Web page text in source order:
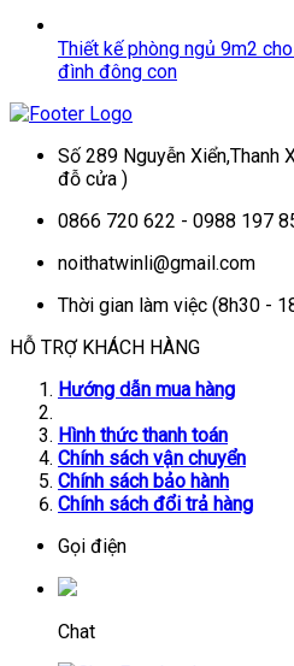
Thiết kế phòng ngủ 9m2
đình đông con
Số 289 Nguyễn Xiển,Thanh
đỗ cửa )
0866 720 622 - 0988 197
noithatwinli@gmail.com
Thời gian làm việc (8h30 -
HỖ TRỢ KHÁCH HÀNG
Hướng dẫn mua hàng
Hình thức thanh toán
Chính sách vận chuyển
Chính sách bảo hành
Chính sách đổi trả hàng
Gọi điện
Chat